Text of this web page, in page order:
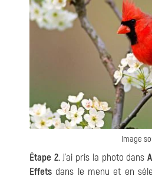
Image
Étape 2.J'ai pris la photo dans
Effets dans le menu et en